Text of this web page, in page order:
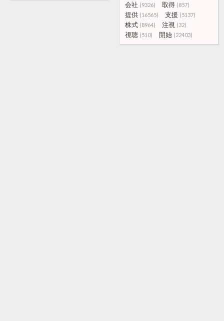
会社 (9326) 取得 (857)
提供 (16565) 支援 (5137)
株式 (8964) 注視 (32)
視聴 (510) 開始 (22403)